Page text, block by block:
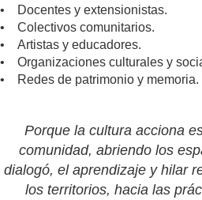
• Docentes y extensionistas.
• Colectivos comunitarios.
• Artistas y educadores.
• Organizaciones culturales y
• Redes de patrimonio y memoria.
Porque la cultura acciona
comunidad, abriendo los
dialogó, el aprendizaje y hilar
los territorios, hacia las